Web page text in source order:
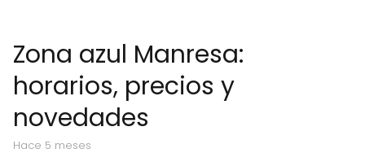
Zona azul Manresa:
horarios, precios y
novedades
hace 5 meses